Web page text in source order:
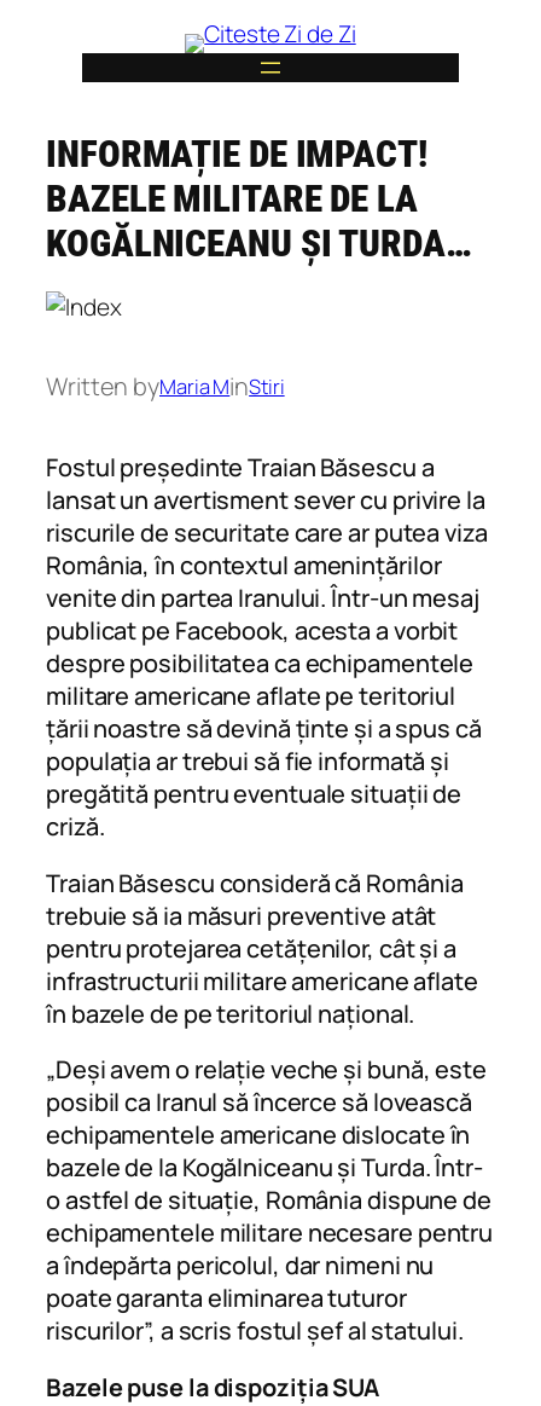
content
INFORMAȚIE DE IMPACT!
BAZELE MILITARE DE LA
KOGĂLNICEANU ȘI TURDA…
Written byMaria MinStiri
Fostul președinte Traian Băsescu a
lansat un avertisment sever cu privire la
riscurile de securitate care ar putea viza
România, în contextul amenințărilor
venite din partea Iranului. Într-un mesaj
publicat pe Facebook, acesta a vorbit
despre posibilitatea ca echipamentele
militare americane aflate pe teritoriul
țării noastre să devină ținte și a spus că
populația ar trebui să fie informată și
pregătită pentru eventuale situații de
criză.
Traian Băsescu consideră că România
trebuie să ia măsuri preventive atât
pentru protejarea cetățenilor, cât și a
infrastructurii militare americane aflate
în bazele de pe teritoriul național.
„Deși avem o relație veche și bună, este
posibil ca Iranul să încerce să lovească
echipamentele americane dislocate în
bazele de la Kogălniceanu și Turda. Într-
o astfel de situație, România dispune de
echipamentele militare necesare pentru
a îndepărta pericolul, dar nimeni nu
poate garanta eliminarea tuturor
riscurilor”, a scris fostul șef al statului.
Bazele puse la dispoziția SUA
6